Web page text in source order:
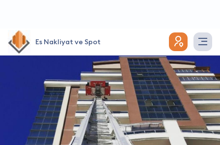
Es Nakliyat ve Spot